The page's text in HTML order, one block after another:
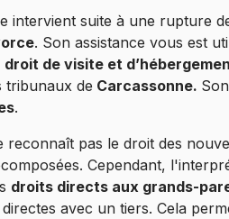
intervient suite à une rupture
. Son assistance vous est
droit de visite et
tribunaux de Carcassonne.
.
reconnaît pas le droit des
Cependant,
droits directs aux grands-
avec un tiers. Cela